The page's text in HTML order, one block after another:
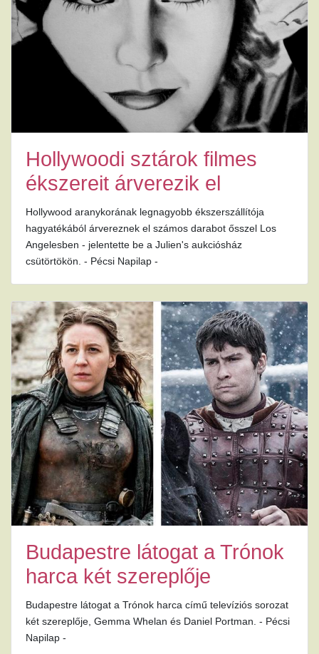
Hollywoodi sztárok filmes
ékszereit árverezik el
Hollywood aranykorának legnagyobb ékszerszállítója
hagyatékából árvereznek el számos darabot ősszel Los
Angelesben - jelentette be a Julien's aukciósház
csütörtökön. - Pécsi Napilap -
Budapestre látogat a Trónok
harca két szereplője
Budapestre látogat a Trónok harca című televíziós sorozat
két szereplője, Gemma Whelan és Daniel Portman. - Pécsi
Napilap -